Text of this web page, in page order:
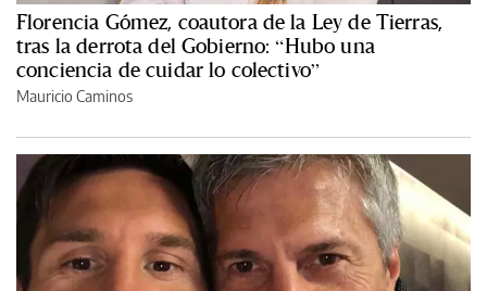
Florencia Gómez, coautora de la Ley de Tierras,
tras la derrota del Gobierno: “Hubo una
conciencia de cuidar lo colectivo”
Mauricio Caminos